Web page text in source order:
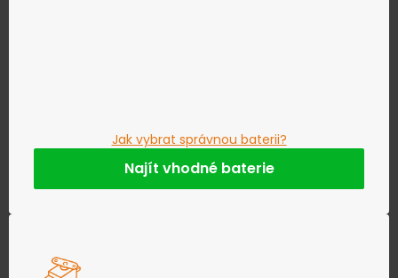
Jak vybrat správnou baterii?
Najít vhodné baterie